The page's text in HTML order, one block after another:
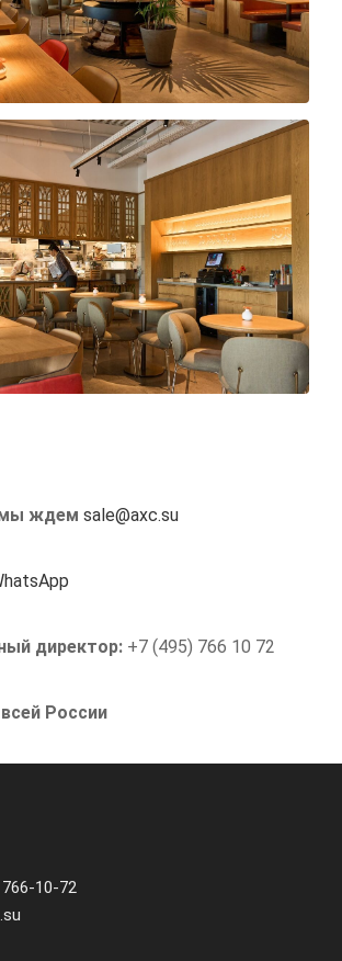
мы ждем sale@axc.su
директор: +7 (495) 766 10 72
России
10-72